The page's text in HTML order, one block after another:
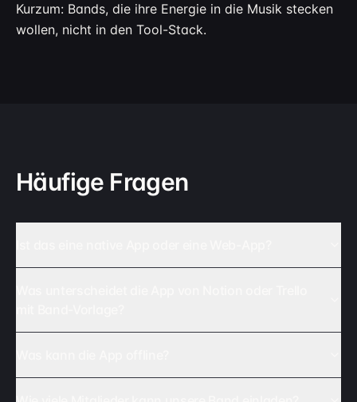
Kurzum: Bands, die ihre Energie in die Musik stecken
wollen, nicht in den Tool-Stack.
Häufige Fragen